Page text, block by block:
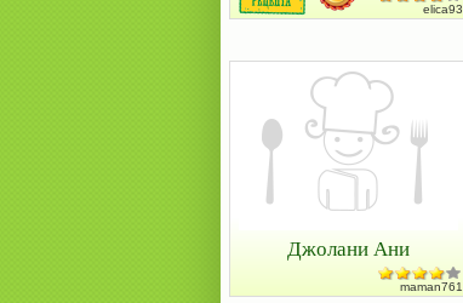
elica93
Джолани Ани
maman761